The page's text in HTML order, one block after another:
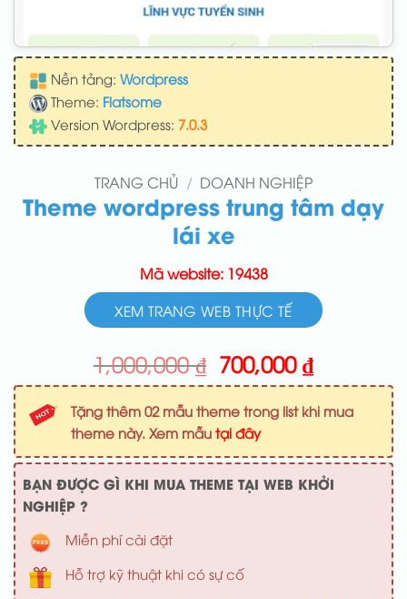
Nền tảng: Wordpress
Theme: Flatsome
Version Wordpress: 7.0.3
TRANG CHỦ / DOANH NGHIỆP
Theme wordpress trung tâm dạy
lái xe
Mã website: 19438
XEM TRANG WEB THỰC TẾ
1,000,000₫ Giá
gốc
là:
1,000,000 ₫.
700,000₫Giá
hiện
tại
700,000
Tặng thêm 02 mẫu theme trong list khi mua
theme này. Xem mẫu tại đây
BẠN ĐƯỢC GÌ KHI MUA THEME TẠI WEB KHỞI
NGHIỆP ?
Miễn phí cài đặt
Hỗ trợ kỹ thuật khi có sự cố